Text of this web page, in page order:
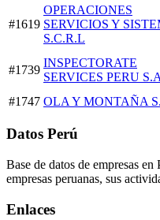
#1619
OPERACIONES
SERVICIOS Y
S.C.R.L
#1739
INSPECTORATE
SERVICES PERU
#1747 OLA Y MONTAÑA
Datos Perú
Base de datos de empresas
empresas peruanas, sus
Enlaces